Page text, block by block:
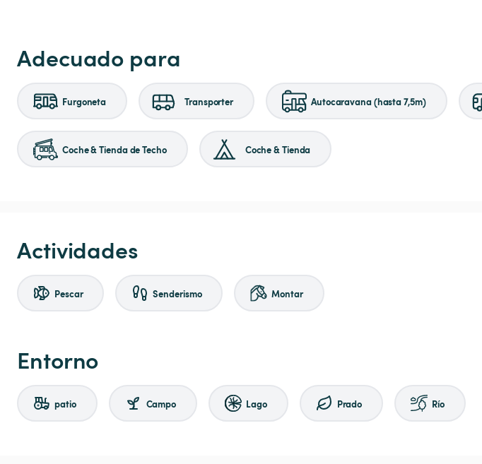
Adecuado para
Furgoneta Transporter Autocaravana (hasta 7,5m)
Coche & Tienda de Techo Coche & Tienda
Actividades
Pescar Senderismo Montar
Entorno
patio Campo Lago Prado Río